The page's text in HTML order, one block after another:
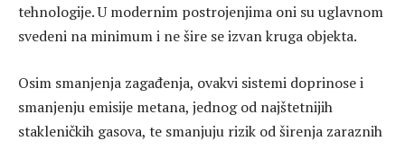
tehnologije. U modernim postrojenjima oni su uglavnom
svedeni na minimum i ne šire se izvan kruga objekta.
Osim smanjenja zagađenja, ovakvi sistemi doprinose i
smanjenju emisije metana, jednog od najštetnijih
stakleničkih gasova, te smanjuju rizik od širenja zaraznih